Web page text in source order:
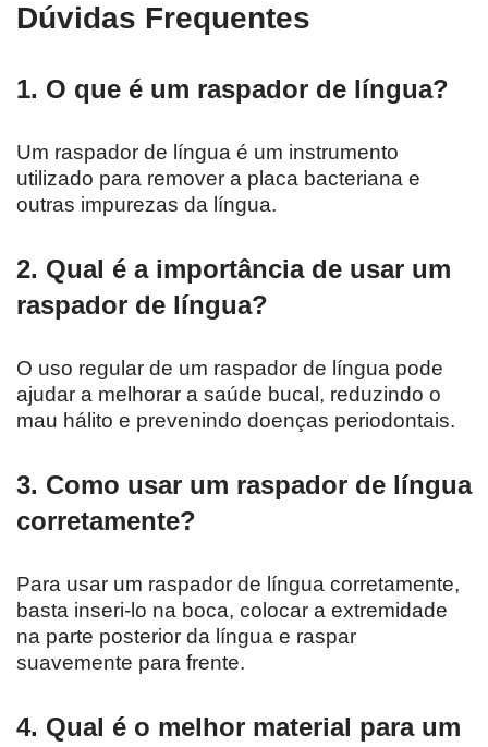
Dúvidas Frequentes
1. O que é um raspador de língua?
Um raspador de língua é um instrumento
utilizado para remover a placa bacteriana e
outras impurezas da língua.
2. Qual é a importância de usar um
raspador de língua?
O uso regular de um raspador de língua pode
ajudar a melhorar a saúde bucal, reduzindo o
mau hálito e prevenindo doenças periodontais.
3. Como usar um raspador de língua
corretamente?
Para usar um raspador de língua corretamente,
basta inseri-lo na boca, colocar a extremidade
na parte posterior da língua e raspar
suavemente para frente.
4. Qual é o melhor material para um